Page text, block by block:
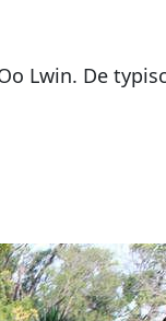
Lwin. De